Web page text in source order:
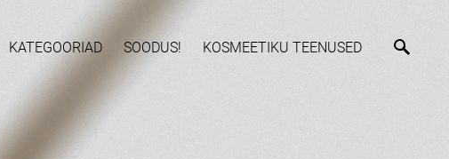
KATEGOORIAD SOODUS! KOSMEETIKU TEENUSED